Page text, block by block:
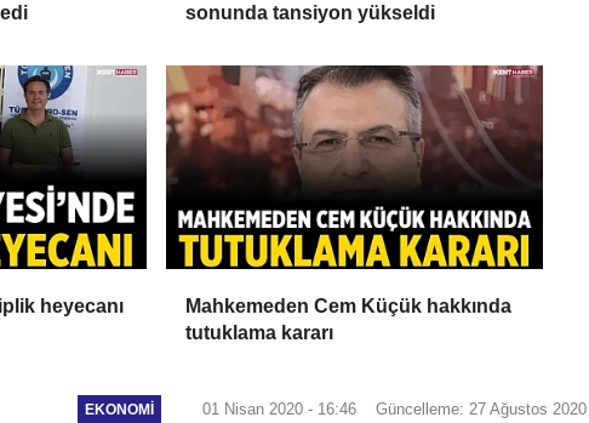
sonunda tansiyon yükseldi
heyecanı
Mahkemeden Cem Küçük hakkında
tutuklama kararı
EKONOMI 01 Nisan 2020 - 16:46 Güncelleme: 27 Ağustos